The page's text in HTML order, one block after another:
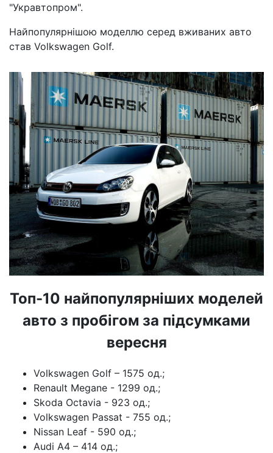
"Укравтопром".
Найпопулярнішою моделлю серед вживаних авто
став Volkswagen Golf.
Топ-10 найпопулярніших моделей
авто з пробігом за підсумками
вересня
Volkswagen Golf – 1575 од.;
Renault Megane - 1299 од.;
Skoda Octavia - 923 од.;
Volkswagen Passat - 755 од.;
Nissan Leaf - 590 од.;
Audi A4 – 414 од.;